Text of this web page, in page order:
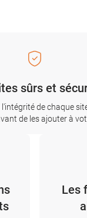
sûrs et
de chaque
de les ajouter à
Les